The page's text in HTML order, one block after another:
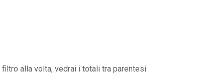
alla volta, vedrai i totali tra parentesi